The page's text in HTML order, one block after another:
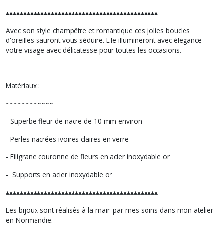
▴▴▴▴▴▴▴▴▴▴▴▴▴▴▴▴▴▴▴▴▴▴▴▴▴▴▴▴▴▴▴▴▴▴▴▴▴▴▴▴▴▴▴▴
Avec son style champêtre et romantique ces jolies boucles
d'oreilles sauront vous séduire. Elle illumineront avec élégance
votre visage avec délicatesse pour toutes les occasions.
Matériaux :
~~~~~~~~~~~~
- Superbe fleur de nacre de 10 mm environ
- Perles nacrées ivoires claires en verre
- Filigrane couronne de fleurs en acier inoxydable or
- Supports en acier inoxydable or
▴▴▴▴▴▴▴▴▴▴▴▴▴▴▴▴▴▴▴▴▴▴▴▴▴▴▴▴▴▴▴▴▴▴▴▴▴▴▴▴▴▴▴▴
Les bijoux sont réalisés à la main par mes soins dans mon atelier
en Normandie.